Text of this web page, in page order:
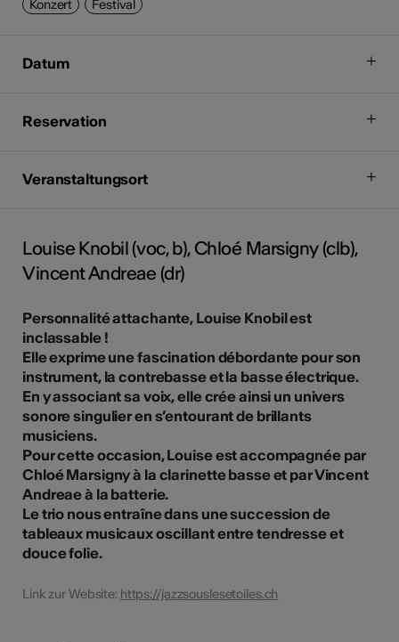
Konzert Festival
Datum
Reservation
Veranstaltungsort
Louise Knobil (voc, b), Chloé Marsigny (clb),
Vincent Andreae (dr)
Personnalité attachante, Louise Knobil est
inclassable !
Elle exprime une fascination débordante pour son
instrument, la contrebasse et la basse électrique.
En y associant sa voix, elle crée ainsi un univers
sonore singulier en s’entourant de brillants
musiciens.
Pour cette occasion, Louise est accompagnée par
Chloé Marsigny à la clarinette basse et par Vincent
Andreae à la batterie.
Le trio nous entraîne dans une succession de
tableaux musicaux oscillant entre tendresse et
douce folie.
Link zur Website: https://jazzsouslesetoiles.ch